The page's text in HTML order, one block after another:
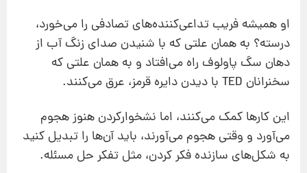
او همیشه فریب تداعی‌کننده‌های تصادفی را می‌خورد،
درسته؟ به همان علتی که با شنیدن صدای زنگ آب از
دهان سگ پاولوف راه می‌افتاد و به همان علتی که
سخنرانان TED با دیدن دایره قرمز، عرق می‌کنند.
این کارها کمک می‌کنند، اما نشخوارکردن هنوز هجوم
می‌آورد و وقتی هجوم می‌آورند، باید آن‌ها را تبدیل کنید
به شکل‌های سازنده فکر کردن، مثل تفکر حل مسئله.